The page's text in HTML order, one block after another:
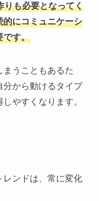
りも必要となってく
にコミュニケーシ
です。
うこともあるた
から動けるタイプ
やすくなります。
レンドは、常に変化